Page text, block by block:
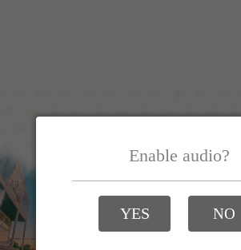
Menu Inicial
Ambientes
Localização
Enable audio?
YES NO